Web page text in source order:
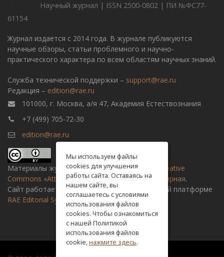
Научный журнал | ISSN 2500-0802 | ПИ №ФС77-
61154
Журнал издается с 2014 года. В журнале публикуются
научные обзоры, статьи проблемного и научно-
практического характера по всем областям научных знаний.
Служба технической поддержки – support@rae.ru
Редакция – edition@rae.ru
101000, г. Москва, а/я 47, Академия Естествознания
+7 (499) 705-72-30
edition@rae.ru
Материалы журнала доступны полицензии Creative
Commons «Attribution» («Атрибуция») 4.0 Всемирная.
Сайт работает на универсальной издательской платформе
RAE Editorial System
Мы используем файлы
cookies для улучшения
работы сайта. Оставаясь на
нашем сайте, вы
соглашаетесь с условиями
использования файлов
cookies. Чтобы ознакомиться
с нашей Политикой
использования файлов
cookie,нажмите здесь.